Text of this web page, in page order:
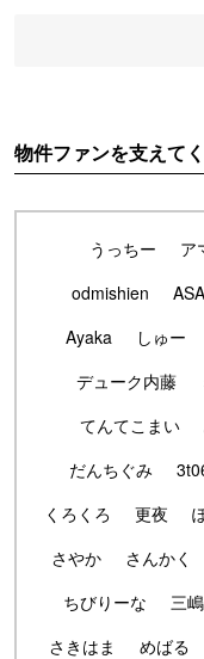
物件ファンを支えて
うっちー ア
odmishien
ASA
Ayaka
しゅー
デューク内藤
てんてこまい
だんちぐみ
くろくろ
更夜
さやか
さんかく
ちびりーな
三
さきはま
めばる